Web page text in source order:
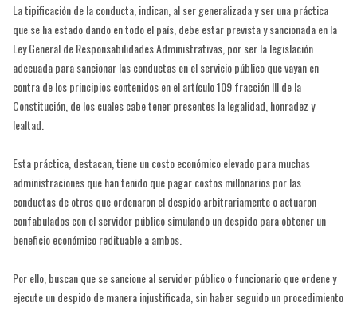
La tipificación de la conducta, indican, al ser generalizada y ser una práctica
que se ha estado dando en todo el país, debe estar prevista y sancionada en la
Ley General de Responsabilidades Administrativas, por ser la legislación
adecuada para sancionar las conductas en el servicio público que vayan en
contra de los principios contenidos en el artículo 109 fracción III de la
Constitución, de los cuales cabe tener presentes la legalidad, honradez y
lealtad.
Esta práctica, destacan, tiene un costo económico elevado para muchas
administraciones que han tenido que pagar costos millonarios por las
conductas de otros que ordenaron el despido arbitrariamente o actuaron
confabulados con el servidor público simulando un despido para obtener un
beneficio económico redituable a ambos.
Por ello, buscan que se sancione al servidor público o funcionario que ordene y
ejecute un despido de manera injustificada, sin haber seguido un procedimiento